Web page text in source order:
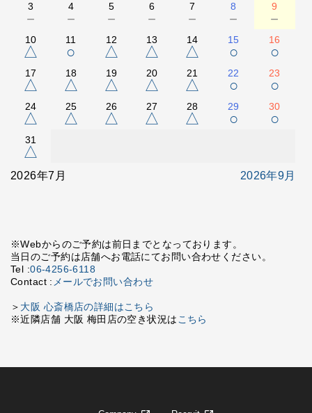
3
－
4
－
5
－
6
－
7
－
8
－
9
－
10
△
11
○
12
△
13
△
14
△
15
○
16
○
17
△
18
△
19
△
20
△
21
△
22
○
23
○
24
△
25
△
26
△
27
△
28
△
29
○
30
○
31
△
2026年7月 2026年9月
※Webからのご予約は前日までとなっております。
当日のご予約は店舗へお電話にてお問い合わせください。
Tel :06-4256-6118
Contact : メールでお問い合わせ
＞ 大阪 心斎橋店の詳細はこちら
※近隣店舗 大阪 梅田店の空き状況は こちら